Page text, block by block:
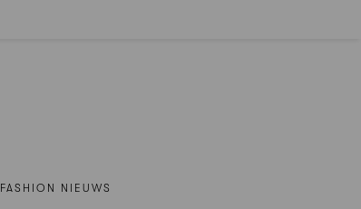
FASHION NIEUWS